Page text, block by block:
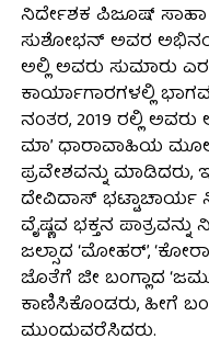
ನಿರ್ದೇಶಕ ಪಿಜೂಷ್
ಸುಶೋಭನ್ ಅವರ
ಅಲ್ಲಿ ಅವರು ಸುಮಾರು
ಕಾರ್ಯಾಗಾರಗಳಲ್ಲಿ
ನಂತರ, 2019 ರಲ್ಲಿ
ಮಾ’ ಧಾರಾವಾಹಿಯ
ಪ್ರವೇಶವನ್ನು
ದೇವಿದಾಸ್ ಭಟ್ಟಾಚಾರ್ಯ
ವೈಷ್ಣವ ಭಕ್ತನ
ಜಲ್ಸಾದ ‘ಮೋಹರ್’,
ಜೊತೆಗೆ ಜೀ ಬಂಗ್ಲಾದ
ಕಾಣಿಸಿಕೊಂಡರು, ಹೀಗೆ
ಮುಂದುವರೆಸಿದರು.